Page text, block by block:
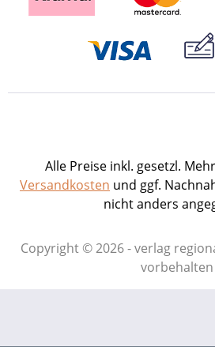
Ebernburg):
judaistisches
und die Juden« Traudel
der Ebernburg-Stiftung
und Traudel
Abb., Broschur. 2005.
Alle Preise inkl. gesetzl.
Versandkosten und ggf.
nicht anders
Copyright © 2026 - verlag
vorbehalten